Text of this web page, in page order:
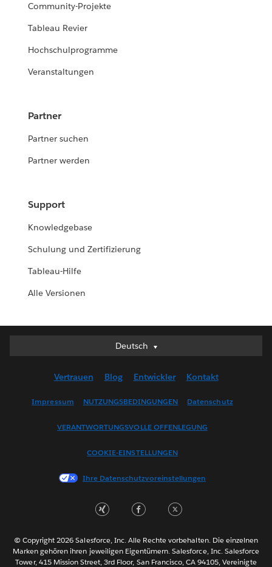
Community-Projekte
Tableau Revier
Hochschulprogramme
Veranstaltungen
Partner
Partner suchen
Partner werden
Support
Knowledgebase
Schulung und Zertifizierung
Tableau-Hilfe
Alle Versionen
Deutsch
Deutsch
English (US)
Français (France)
한국어
Português
ไทย
Vertrauen Blog Entwickler Kontakt
Impressum NUTZUNGSBEDINGUNGEN Datenschutz
VERANTWORTUNGSVOLLE OFFENLEGUNG
COOKIE-EINSTELLUNGEN
Ihre Datenschutzvoreinstellungen
© Copyright 2026 Salesforce, Inc. Alle Rechte vorbehalten. Die einzelnen
Marken gehören ihren jeweiligen Eigentümern. Salesforce, Inc. Salesforce
Tower, 415 Mission Street, 3rd Floor, San Francisco, CA 94105, Vereinigte